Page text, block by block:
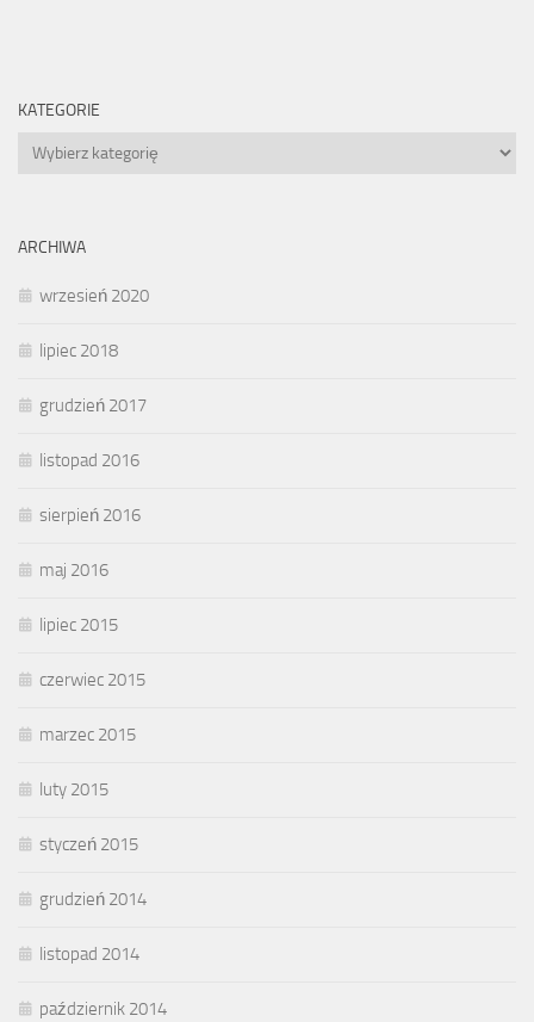
KATEGORIE
Kategorie
ARCHIWA
wrzesień 2020
lipiec 2018
grudzień 2017
listopad 2016
sierpień 2016
maj 2016
lipiec 2015
czerwiec 2015
marzec 2015
luty 2015
styczeń 2015
grudzień 2014
listopad 2014
październik 2014